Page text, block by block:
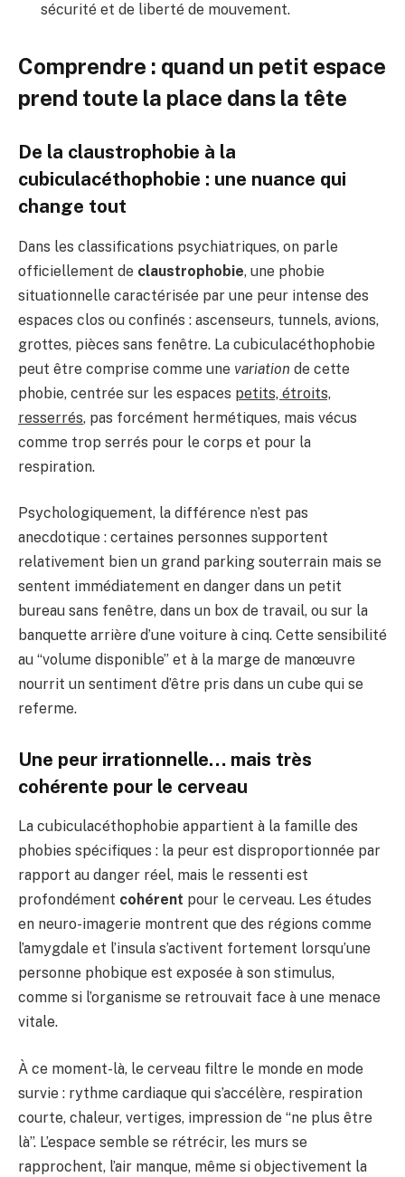
sécurité et de liberté de mouvement.
Comprendre : quand un petit espace
prend toute la place dans la tête
De la claustrophobie à la
cubiculacéthophobie : une nuance qui
change tout
Dans les classifications psychiatriques, on parle
officiellement de claustrophobie, une phobie
situationnelle caractérisée par une peur intense des
espaces clos ou confinés : ascenseurs, tunnels, avions,
grottes, pièces sans fenêtre. La cubiculacéthophobie
peut être comprise comme une variation de cette
phobie, centrée sur les espaces petits, étroits,
resserrés, pas forcément hermétiques, mais vécus
comme trop serrés pour le corps et pour la
respiration.
Psychologiquement, la différence n’est pas
anecdotique : certaines personnes supportent
relativement bien un grand parking souterrain mais se
sentent immédiatement en danger dans un petit
bureau sans fenêtre, dans un box de travail, ou sur la
banquette arrière d’une voiture à cinq. Cette sensibilité
au “volume disponible” et à la marge de manœuvre
nourrit un sentiment d’être pris dans un cube qui se
referme.
Une peur irrationnelle… mais très
cohérente pour le cerveau
La cubiculacéthophobie appartient à la famille des
phobies spécifiques : la peur est disproportionnée par
rapport au danger réel, mais le ressenti est
profondément cohérent pour le cerveau. Les études
en neuro-imagerie montrent que des régions comme
l’amygdale et l’insula s’activent fortement lorsqu’une
personne phobique est exposée à son stimulus,
comme si l’organisme se retrouvait face à une menace
vitale.
À ce moment-là, le cerveau filtre le monde en mode
survie : rythme cardiaque qui s’accélère, respiration
courte, chaleur, vertiges, impression de “ne plus être
là”. L’espace semble se rétrécir, les murs se
rapprochent, l’air manque, même si objectivement la